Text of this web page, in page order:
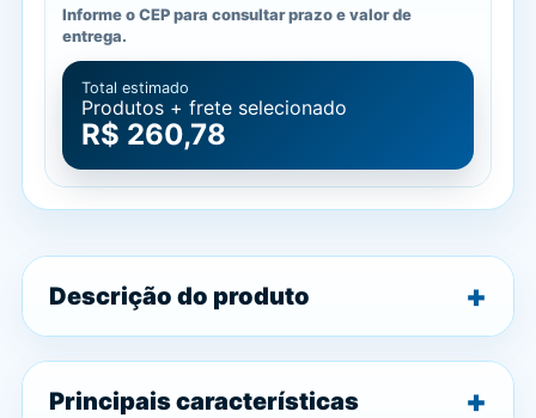
Informe o CEP para consultar prazo e valor de
entrega.
Total estimado
Produtos + frete selecionado
R$ 260,78
Descrição do produto
Principais características